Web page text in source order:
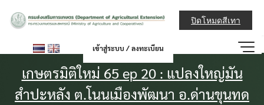
กรมส่งเสริมกา
เข้าสู่ระบบ / ลงทะเบียน
เกษตรมิติใหม่ 65 ep 20 : แปลงใหญ่มัน
สำปะหลัง ต.โนนเมืองพัฒนา อ.ด่านขุนทด
ปิดโหมดสีเทา